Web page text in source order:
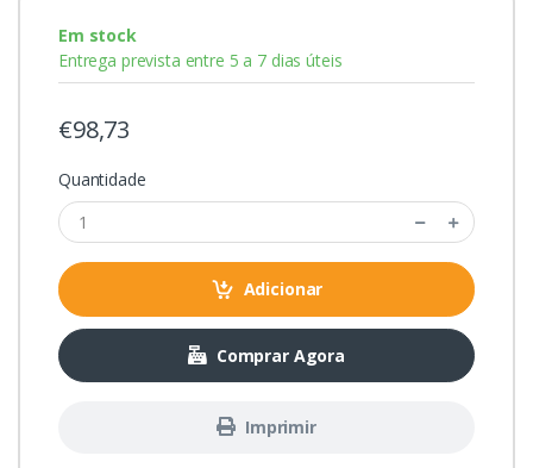
Em stock
Entrega prevista entre 5 a 7 dias úteis
€98,73
Quantidade
Adicionar
Comprar Agora
Imprimir